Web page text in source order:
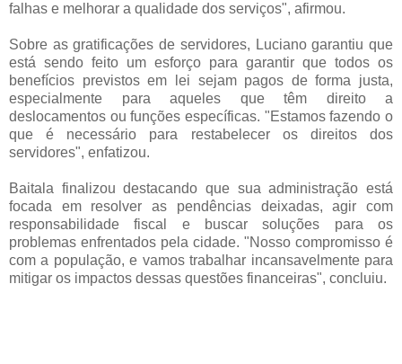
falhas e melhorar a qualidade dos serviços", afirmou.
Sobre as gratificações de servidores, Luciano garantiu que
está sendo feito um esforço para garantir que todos os
benefícios previstos em lei sejam pagos de forma justa,
especialmente para aqueles que têm direito a
deslocamentos ou funções específicas. "Estamos fazendo o
que é necessário para restabelecer os direitos dos
servidores", enfatizou.
Baitala finalizou destacando que sua administração está
focada em resolver as pendências deixadas, agir com
responsabilidade fiscal e buscar soluções para os
problemas enfrentados pela cidade. "Nosso compromisso é
com a população, e vamos trabalhar incansavelmente para
mitigar os impactos dessas questões financeiras", concluiu.